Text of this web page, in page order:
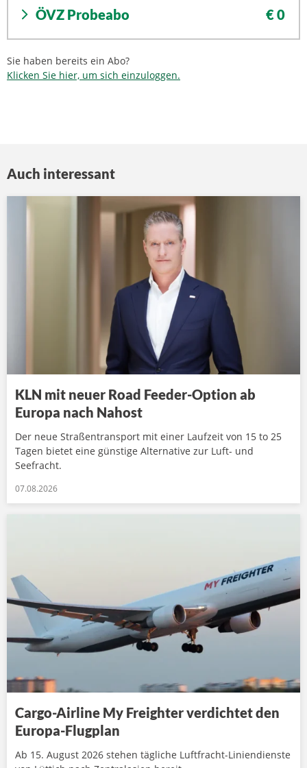
ÖVZ Probeabo € 0
Sie haben bereits ein Abo?
Klicken Sie hier, um sich einzuloggen.
Auch interessant
KLN mit neuer Road Feeder-Option ab
Europa nach Nahost
Der neue Straßentransport mit einer Laufzeit von 15 to 25
Tagen bietet eine günstige Alternative zur Luft- und
Seefracht.
07.08.2026
Cargo-Airline My Freighter verdichtet den
Europa-Flugplan
Ab 15. August 2026 stehen tägliche Luftfracht-Liniendienste